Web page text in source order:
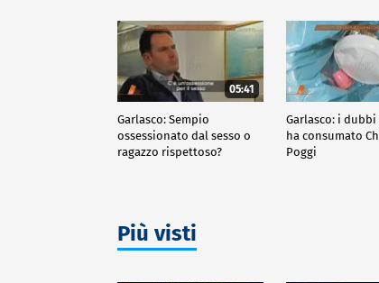
05:41
Garlasco: Sempio
ossessionato dal sesso o
ragazzo rispettoso?
Garlasco: i dubbi
ha consumato
Poggi
Più visti